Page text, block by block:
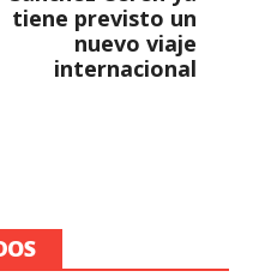
tiene previsto un
nuevo viaje
internacional